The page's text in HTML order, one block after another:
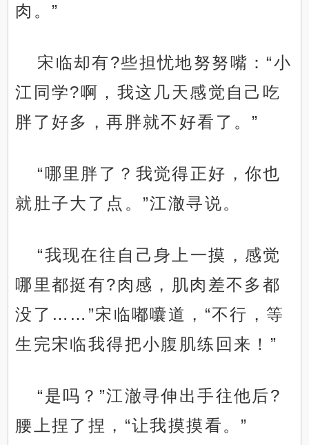
肉。”
宋临却有?些担忧地努努嘴：“小
江同学?啊，我这几天感觉自己吃
胖了好多，再胖就不好看了。”
“哪里胖了？我觉得正好，你也
就肚子大了点。”江澈寻说。
“我现在往自己身上一摸，感觉
哪里都挺有?肉感，肌肉差不多都
没了……”宋临嘟囔道，“不行，等
生完宋临我得把小腹肌练回来！”
“是吗？”江澈寻伸出手往他后?
腰上捏了捏，“让我摸摸看。”